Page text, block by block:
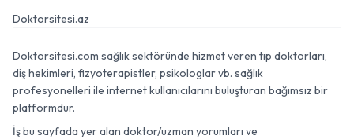
Doktorsitesi.az
Doktorsitesi.com sağlık sektöründe hizmet veren tıp doktorları,
diş hekimleri, fizyoterapistler, psikologlar vb. sağlık
profesyonelleri ile internet kullanıcılarını buluşturan bağımsız bir
platformdur.
İş bu sayfada yer alan doktor/uzman yorumları ve